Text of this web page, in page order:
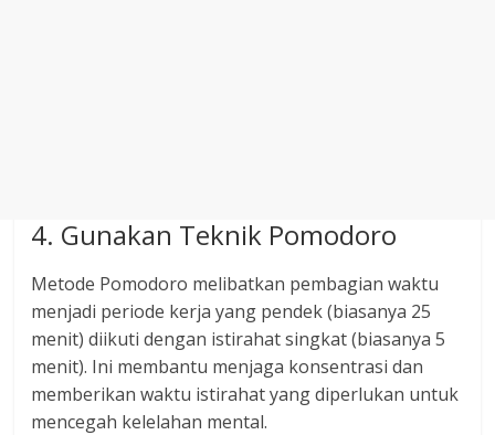
4. Gunakan Teknik Pomodoro
Metode Pomodoro melibatkan pembagian waktu
menjadi periode kerja yang pendek (biasanya 25
menit) diikuti dengan istirahat singkat (biasanya 5
menit). Ini membantu menjaga konsentrasi dan
memberikan waktu istirahat yang diperlukan untuk
mencegah kelelahan mental.